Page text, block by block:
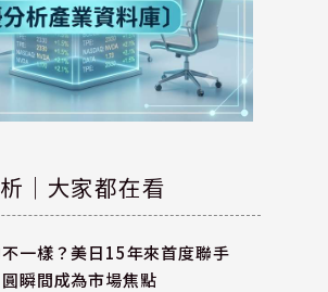
｜大家都在看
一樣？美日15年來首度聯手
瞬間成為市場焦點